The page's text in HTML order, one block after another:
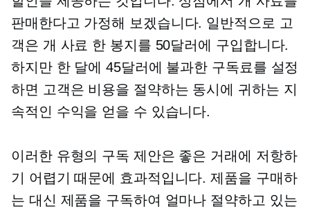
판매한다고 가정해 보겠습니다. 일반적으로 고
객은 개 사료 한 봉지를 50달러에 구입합니다.
하지만 한 달에 45달러에 불과한 구독료를 설정
하면 고객은 비용을 절약하는 동시에 귀하는 지
속적인 수익을 얻을 수 있습니다.
이러한 유형의 구독 제안은 좋은 거래에 저항하
기 어렵기 때문에 효과적입니다. 제품을 구매하
는 대신 제품을 구독하여 얼마나 절약하고 있는